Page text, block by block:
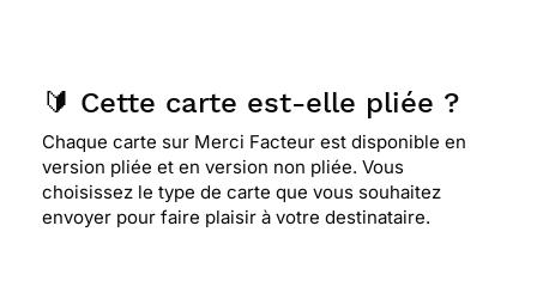
🔰 Cette carte est-elle pliée ?
Chaque carte sur Merci Facteur est disponible en
version pliée et en version non pliée. Vous
choisissez le type de carte que vous souhaitez
envoyer pour faire plaisir à votre destinataire.